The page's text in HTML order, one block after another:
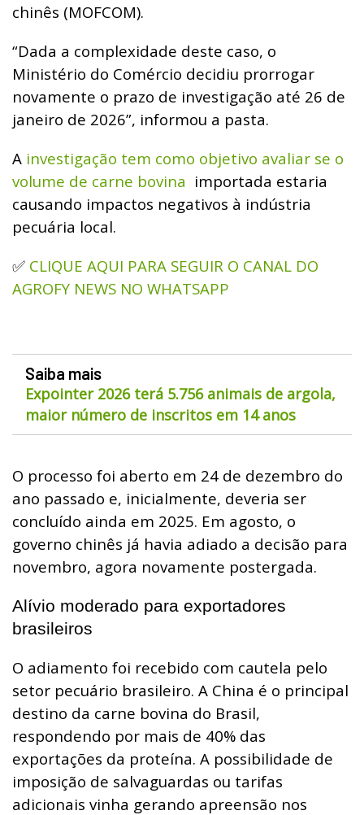
chinês (MOFCOM).
“Dada a complexidade deste caso, o
Ministério do Comércio decidiu prorrogar
novamente o prazo de investigação até 26 de
janeiro de 2026”, informou a pasta.
A investigação tem como objetivo avaliar se o
volume de carne bovina importada estaria
causando impactos negativos à indústria
pecuária local.
✅ CLIQUE AQUI PARA SEGUIR O CANAL DO
AGROFY NEWS NO WHATSAPP
Saiba mais
Expointer 2026 terá 5.756 animais de argola,
maior número de inscritos em 14 anos
O processo foi aberto em 24 de dezembro do
ano passado e, inicialmente, deveria ser
concluído ainda em 2025. Em agosto, o
governo chinês já havia adiado a decisão para
novembro, agora novamente postergada.
Alívio moderado para exportadores
brasileiros
O adiamento foi recebido com cautela pelo
setor pecuário brasileiro. A China é o principal
destino da carne bovina do Brasil,
respondendo por mais de 40% das
exportações da proteína. A possibilidade de
imposição de salvaguardas ou tarifas
adicionais vinha gerando apreensão nos